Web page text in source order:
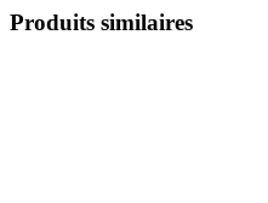
Produits similaires